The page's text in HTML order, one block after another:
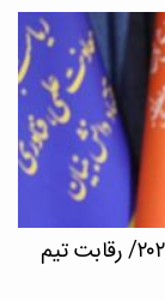
پردیس در تدارک میزبانی المپیک فناوری ۲۰۲۶/ رقابت تیم